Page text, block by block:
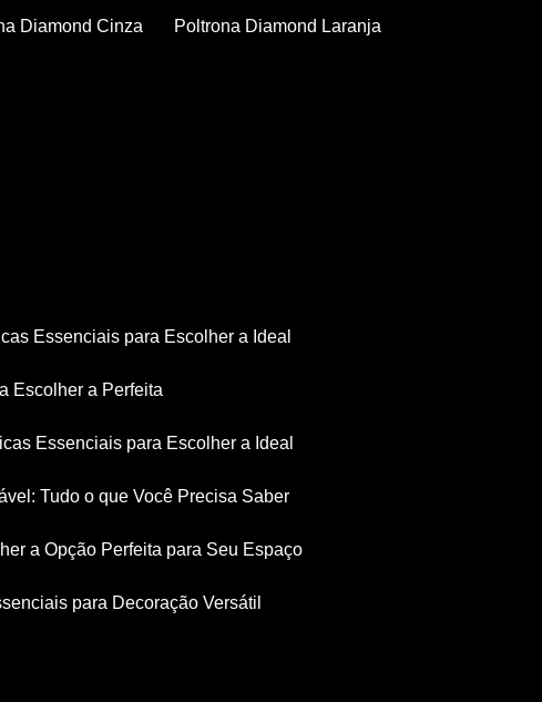
Diamond Cinza Poltrona Diamond Laranja
Essenciais para Escolher a Ideal
Escolher a Perfeita
Essenciais para Escolher a Ideal
Tudo o que Você Precisa Saber
a Opção Perfeita para Seu Espaço
para Decoração Versátil